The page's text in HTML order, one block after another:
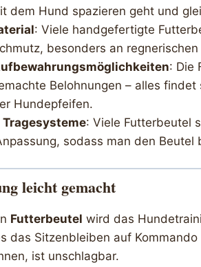
dem Hund spazieren geht und
: Viele handgefertigte
besonders an
: Die
Belohnungen – alles
Hundepfeifen.
: Viele Futterbeutel
sodass man den
leicht gemacht
Futterbeutel wird das
das Sitzenbleiben auf
ist unschlagbar.